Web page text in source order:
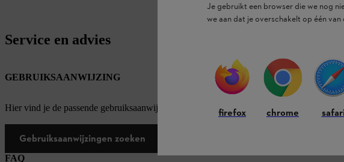
Service en advies
GEBRUIKSAANWIJZING
Hier vind je de passende gebruiksaanwijzingen voor onze STIHL producten.
Gebruiksaanwijzingen zoeken
FAQ
Je gebruikt een browser die we nog
we aan dat je overschakelt op één
firefox chrome